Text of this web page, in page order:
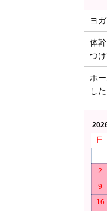
ヨ
体
つ
ホ
した
日
2
9
16